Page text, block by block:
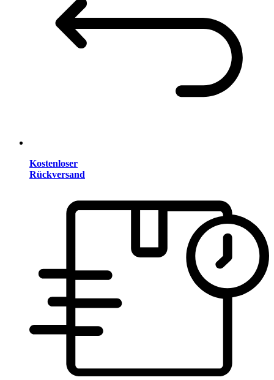
Kostenloser
Rückversand